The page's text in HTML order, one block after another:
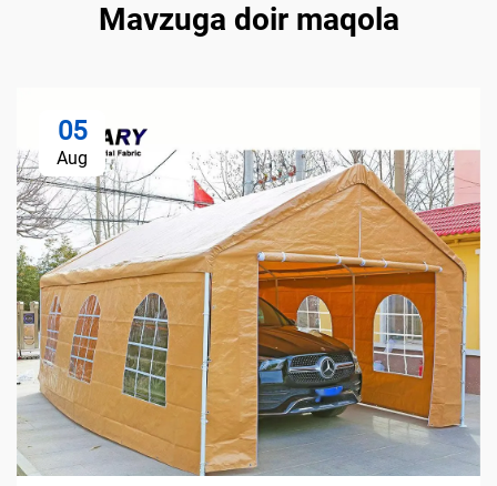
Mavzuga doir maqola
05
Aug